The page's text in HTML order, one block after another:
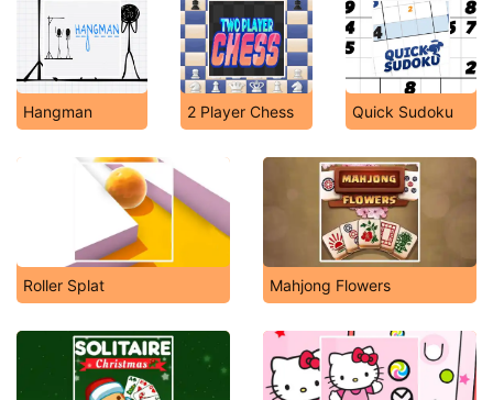
Hangman 2 Player Chess Quick Sudoku
Roller Splat Mahjong Flowers